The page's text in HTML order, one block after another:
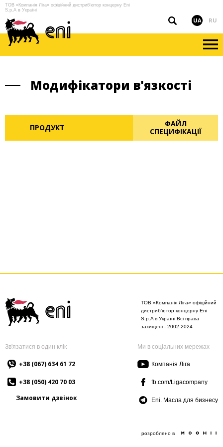
ТОВ «Компанія Ліга» офіційний дистриб'ютор концерну Eni
S.p.A в Україні
UA RU
Модифікатори в'язкості
ПРОДУКТ
ФАЙЛ
СПЕЦИФІКАЦІЇ
ТОВ «Компанія Ліга» офіційний
дистриб'ютор концерну Eni
S.p.A в Україні Всі права
захищені - 2002-2024
Зв'язатися в один клік
+38 (067) 634 61 72
+38 (050) 420 70 03
Замовити дзвінок
Ми в соціальних мережах
Компанія Ліга
fb.com/Ligacompany
Eni. Масла для бизнесу
розроблено в